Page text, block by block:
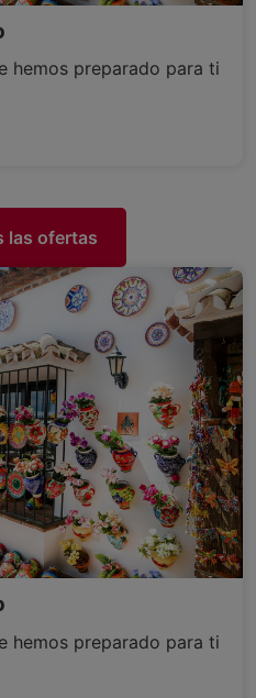
hemos preparado para ti
las ofertas
hemos preparado para ti